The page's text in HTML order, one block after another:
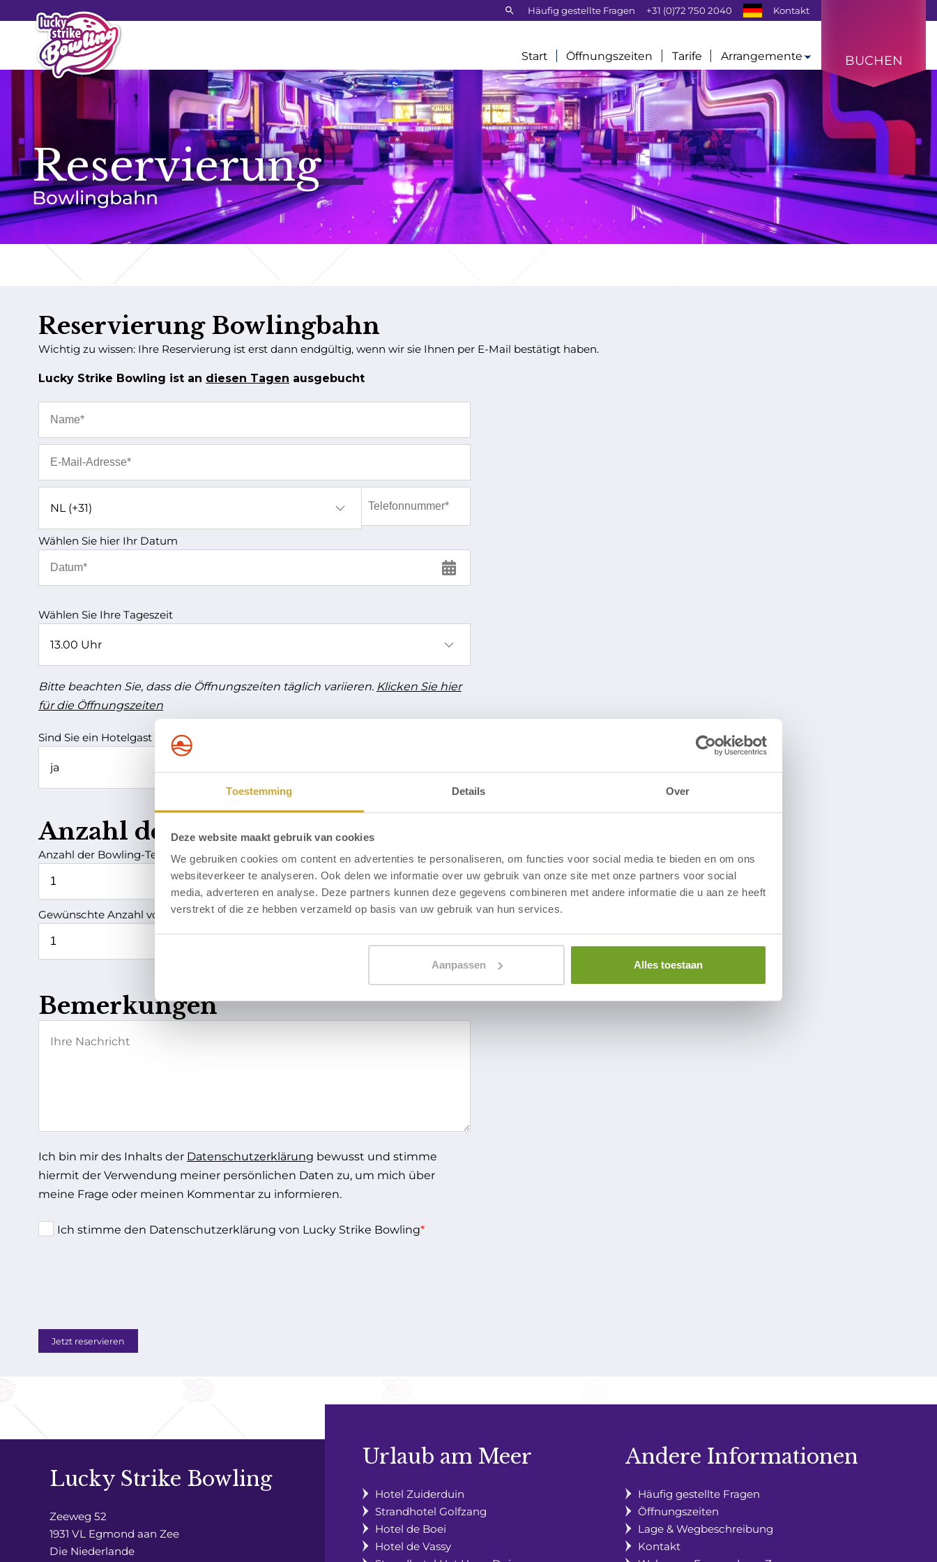
Toestemming Details Over
Deze website maakt gebruik van cookies
We gebruiken cookies om content en advertenties te personaliseren, om functies voor social media te bieden en om ons
websiteverkeer te analyseren. Ook delen we informatie over uw gebruik van onze site met onze partners voor social
media, adverteren en analyse. Deze partners kunnen deze gegevens combineren met andere informatie die u aan ze heeft
verstrekt of die ze hebben verzameld op basis van uw gebruik van hun services.
Aanpassen Alles toestaan
Frontend
search:
Häufig gestellte Fragen +31 (0)72 750 2040 Kontakt
Start Öffnungszeiten Tarife Arrangemente BUCHEN
Reservierung
Bowlingbahn
Reservierung Bowlingbahn
Wichtig zu wissen: Ihre Reservierung ist erst dann endgültig, wenn wir sie Ihnen per E-Mail bestätigt haben.
Lucky Strike Bowling ist an diesen Tagen ausgebucht
Wählen Sie hier Ihr Datum
Wählen Sie Ihre Tageszeit
Bitte beachten Sie, dass die Öffnungszeiten täglich variieren. Klicken Sie hier
für die Öffnungszeiten
Sind Sie ein Hotelgast im Hotel Zuiderduin?
Anzahl der Teilnehmer
Anzahl der Bowling-Teilnehmer
Gewünschte Anzahl von Bowlingbahnen
Bemerkungen
Ich bin mir des Inhalts der Datenschutzerklärung bewusst und stimme
hiermit der Verwendung meiner persönlichen Daten zu, um mich über
meine Frage oder meinen Kommentar zu informieren.
Ich stimme den Datenschutzerklärung von Lucky Strike Bowling*
Jetzt reservieren
Lucky Strike Bowling
Zeeweg 52
1931 VL Egmond aan Zee
Die Niederlande
Urlaub am Meer
Hotel Zuiderduin
Strandhotel Golfzang
Hotel de Boei
Hotel de Vassy
Andere Informationen
Häufig gestellte Fragen
Öffnungszeiten
Lage & Wegbeschreibung
Kontakt